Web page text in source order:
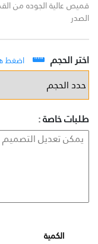
الصدر
اختر الحجم اضغط
طلبات خاصة :
الكمية